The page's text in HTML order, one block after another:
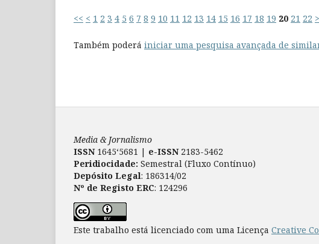
<< < 1 2 3 4 5 6 7 8 9 10 11 12 13 14 15 16 17 18 19 20 21 22 >
Também poderá iniciar uma pesquisa avançada de
Media & Jornalismo
ISSN 1645‘5681 | e-ISSN2183-5462
Peridiocidade: Semestral (Fluxo Contínuo)
Depósito Legal: 186314/02
Nº de Registo ERC: 124296
Este trabalho está licenciado com uma Licença Creative